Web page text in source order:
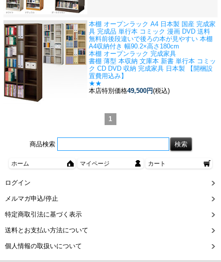
本棚 オープンラック A4 日本製 国産 完成家
具 完成品 単行本 コミック 漫画 DVD 送料
無料前後段違いで後ろの本が見やすい 本棚
A4収納付き 幅90.2×高さ180cm
本棚 オープンラック 完成家具
書棚 薄型 本収納 文庫本 新書 単行本 コミッ
ク CD DVD 収納 完成家具 日本製 【開梱設
置費用込み】
★★
本店特別価格49,500円(税込)
1
商品検索
ホーム マイページ カート
ログイン
メルマガ申込/停止
特定商取引法に基づく表示
送料とお支払い方法について
個人情報の取扱いについて